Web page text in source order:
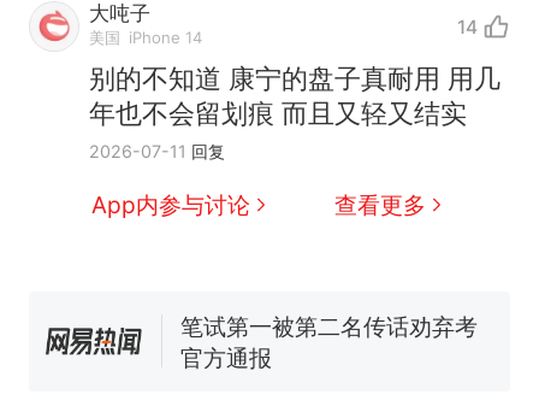
大吨子
美国 iPhone 14 14
别的不知道 康宁的盘子真耐用 用几
年也不会留划痕 而且又轻又结实
2026-07-11 回复
App内参与讨论 查看更多
热 那个在床头放菜刀的女孩，
因老师一句“跟我回家”改写了
人生
新 费大厨“全国小炒肉大王”称
号，仅凭视频评出？中国烹饪
协会回应
美国渔民钓获鲨鱼徒手将其拽
佛山一中学招聘物理教师，笔
试前13名均遭淘汰？教育局：